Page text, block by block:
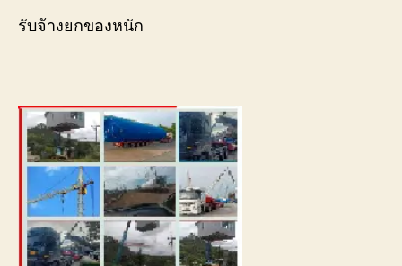
รับจ้างยกของหนัก